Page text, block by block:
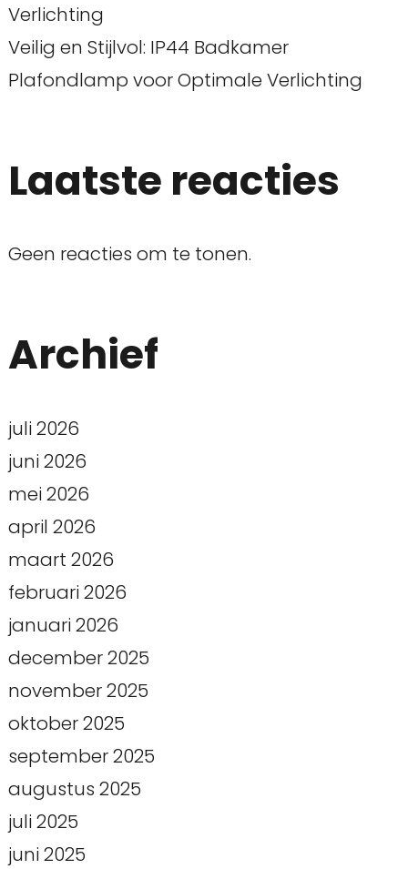
Verlichting
Veilig en Stijlvol: IP44 Badkamer
Plafondlamp voor Optimale Verlichting
Laatste reacties
Geen reacties om te tonen.
Archief
juli 2026
juni 2026
mei 2026
april 2026
maart 2026
februari 2026
januari 2026
december 2025
november 2025
oktober 2025
september 2025
augustus 2025
juli 2025
juni 2025